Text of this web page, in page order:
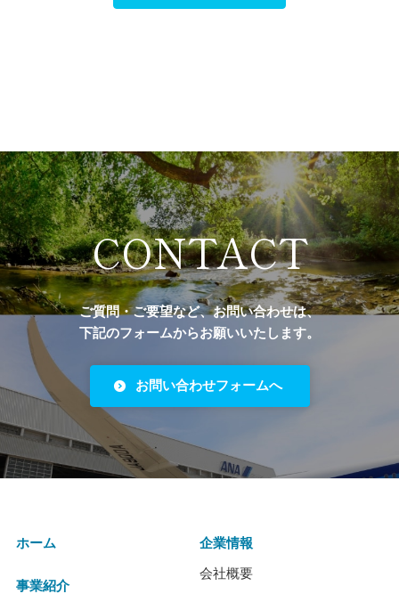
CONTACT
ご質問・ご要望など、お問い合わせは、
下記のフォームからお願いいたします。
お問い合わせフォームへ
ホーム
事業紹介
企業情報
会社概要